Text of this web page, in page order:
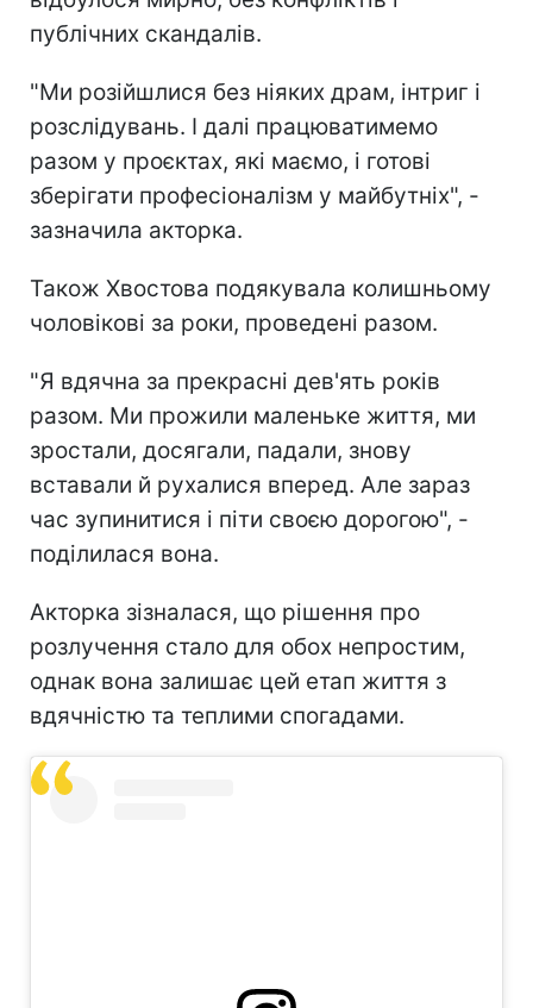
публічних скандалів.
"Ми розійшлися без ніяких драм, інтриг і
розслідувань. І далі працюватимемо
разом у проєктах, які маємо, і готові
зберігати професіоналізм у майбутніх", -
зазначила акторка.
Також Хвостова подякувала колишньому
чоловікові за роки, проведені разом.
"Я вдячна за прекрасні дев'ять років
разом. Ми прожили маленьке життя, ми
зростали, досягали, падали, знову
вставали й рухалися вперед. Але зараз
час зупинитися і піти своєю дорогою", -
поділилася вона.
Акторка зізналася, що рішення про
розлучення стало для обох непростим,
однак вона залишає цей етап життя з
вдячністю та теплими спогадами.